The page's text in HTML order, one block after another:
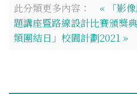
此分類更多內容：
« 「影
題講座暨路線設計比賽頒獎
類團結日」校園計劃2021 »